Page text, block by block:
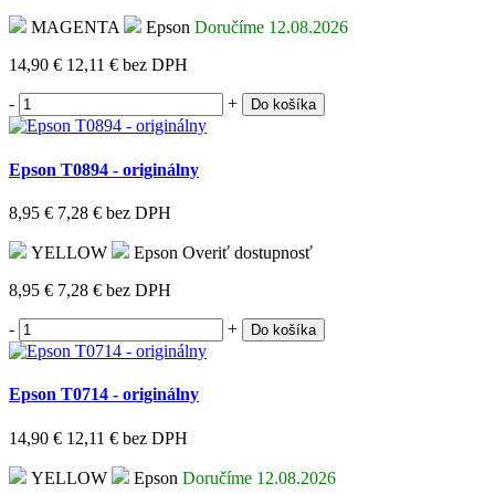
MAGENTA Epson Doručíme 12.08.2026
14,90 € 12,11 € bez DPH
- + Do košíka
Epson T0894 - originálny
8,95 € 7,28 € bez DPH
YELLOW Epson Overiť dostupnosť
8,95 € 7,28 € bez DPH
- + Do košíka
Epson T0714 - originálny
14,90 € 12,11 € bez DPH
YELLOW Epson Doručíme 12.08.2026